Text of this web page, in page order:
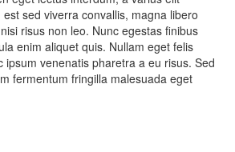
sed viverra convallis, magna libero
risus non leo. Nunc egestas finibus
enim aliquet quis. Nullam eget felis
ipsum venenatis pharetra a eu risus. Sed
fermentum fringilla malesuada eget